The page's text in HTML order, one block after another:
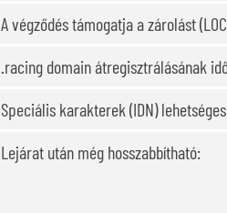
A végződés támogatja a zárolást
.racing domain átregisztrálásának
Speciális karakterek (IDN)
Lejárat után még hosszabbítható: